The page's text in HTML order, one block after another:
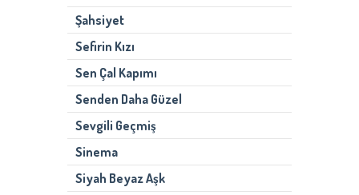
Şahsiyet
Sefirin Kızı
Sen Çal Kapımı
Senden Daha Güzel
Sevgili Geçmiş
Sinema
Siyah Beyaz Aşk